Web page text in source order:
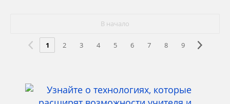
В начало
1 2 3 4 5 6 7 8 9